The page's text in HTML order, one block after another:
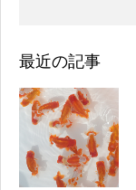
最近の記事